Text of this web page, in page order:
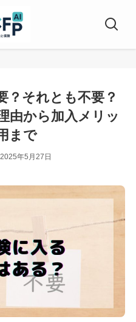
？それとも不要？
由から加入メリッ
まで
2025年5月27日